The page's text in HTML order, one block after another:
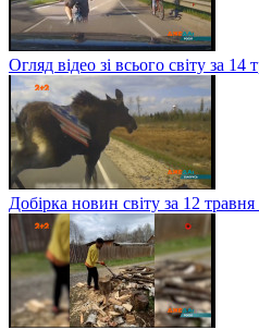
Огляд відео зі всього світу за 14
Добірка новин світу за 12